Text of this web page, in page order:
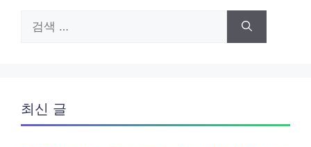
색:
최신 글